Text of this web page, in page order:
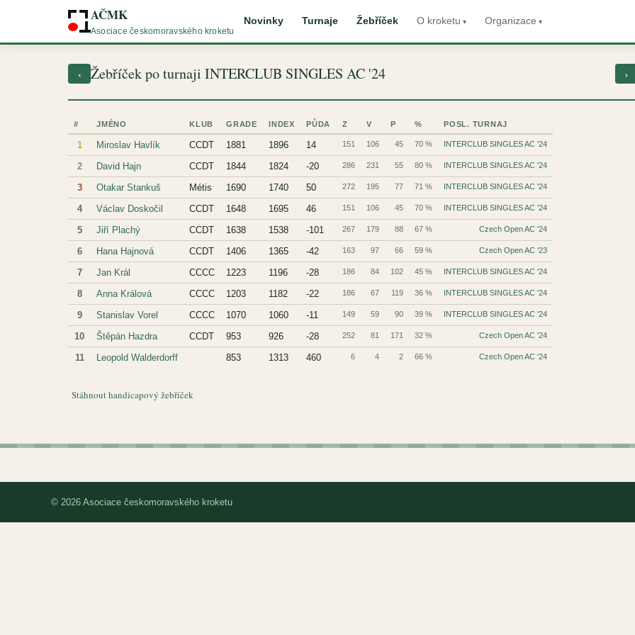
AČMK
Asociace českomoravského kroketu
Novinky Turnaje Žebříček O kroketu Organizace
‹ Žebříček po turnaji INTERCLUB SINGLES AC '24 ›
# JMÉNO KLUB GRADE INDEX PŮDA Z V P % POSL. TURNAJ
1 Miroslav Havlík CCDT 1881 1896 14 151 106 45 70 % INTERCLUB SINGLES AC '24
2 David Hajn CCDT 1844 1824 -20 286 231 55 80 % INTERCLUB SINGLES AC '24
3 Otakar Stankuš Métis 1690 1740 50 272 195 77 71 % INTERCLUB SINGLES AC '24
4 Václav Doskočil CCDT 1648 1695 46 151 106 45 70 % INTERCLUB SINGLES AC '24
5 Jiří Plachý CCDT 1638 1538 -101 267 179 88 67 % Czech Open AC '24
6 Hana Hajnová CCDT 1406 1365 -42 163 97 66 59 % Czech Open AC '23
7 Jan Král CCCC 1223 1196 -28 186 84 102 45 % INTERCLUB SINGLES AC '24
8 Anna Králová CCCC 1203 1182 -22 186 67 119 36 % INTERCLUB SINGLES AC '24
9 Stanislav Vorel CCCC 1070 1060 -11 149 59 90 39 % INTERCLUB SINGLES AC '24
10 Štěpán Hazdra CCDT 953 926 -28 252 81 171 32 % Czech Open AC '24
11 Leopold Walderdorff 853 1313 460 6 4 2 66 % Czech Open AC '24
Stáhnout handicapový žebříček
© 2026 Asociace českomoravského kroketu